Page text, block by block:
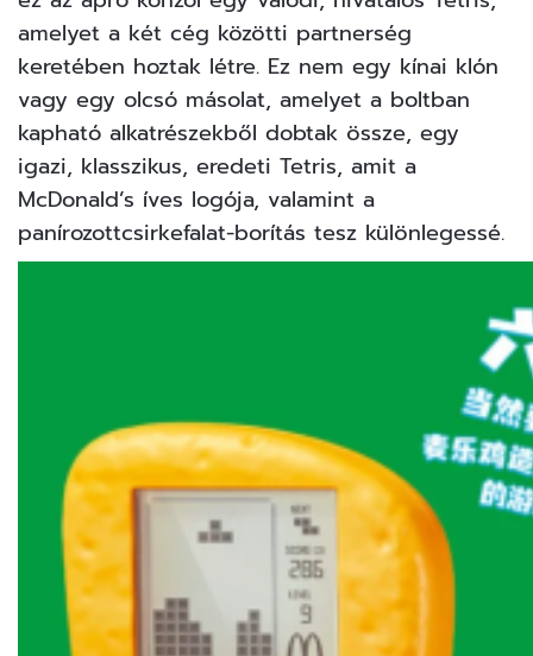
amelyet a két cég közötti partnerség
keretében hoztak létre. Ez nem egy kínai klón
vagy egy olcsó másolat, amelyet a boltban
kapható alkatrészekből dobtak össze, egy
igazi, klasszikus, eredeti Tetris, amit a
McDonald’s íves logója, valamint a
panírozottcsirkefalat-borítás tesz különlegessé.